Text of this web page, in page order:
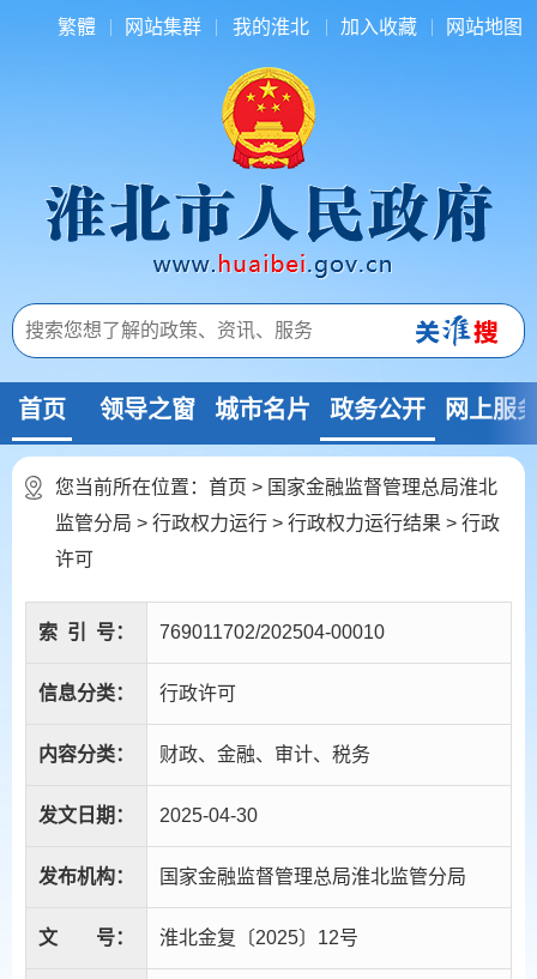
繁體 网站集群 我的淮北 加入收藏 网站地图
首页 领导之窗 城市名片 政务公开 网上服
您当前所在位置： 首页 > 国家金融监督管理总局淮北
监管分局 > 行政权力运行 > 行政权力运行结果 > 行政
许可
索 引 号： 769011702/202504-00010
信息分类： 行政许可
内容分类： 财政、金融、审计、税务
发文日期： 2025-04-30
发布机构： 国家金融监督管理总局淮北监管分局
文 号： 淮北金复〔2025〕12号